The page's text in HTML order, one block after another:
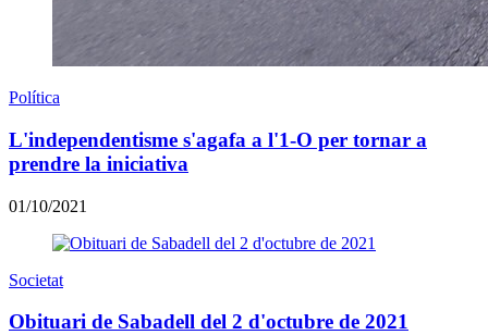
Política
L'independentisme s'agafa a l'1-O per tornar a
prendre la iniciativa
01/10/2021
Societat
Obituari de Sabadell del 2 d'octubre de 2021